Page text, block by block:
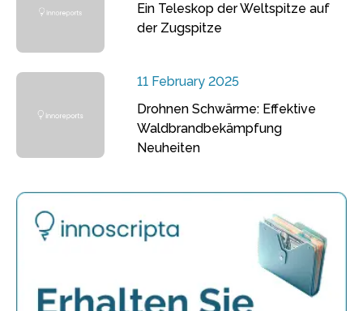
Ein Teleskop der Weltspitze auf
der Zugspitze
11 February 2025
Drohnen Schwärme: Effektive
Waldbrandbekämpfung
Neuheiten